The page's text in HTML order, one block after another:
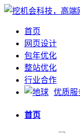
首页
网页设计
包年优化
整站优化
行业合作
优质服
首页